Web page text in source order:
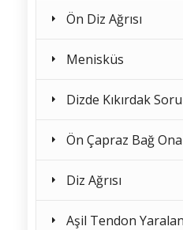
Ön Diz Ağrısı
Menisküs
Dizde Kıkırdak
Ön Çapraz Bağ
Diz Ağrısı
Aşil Tendon